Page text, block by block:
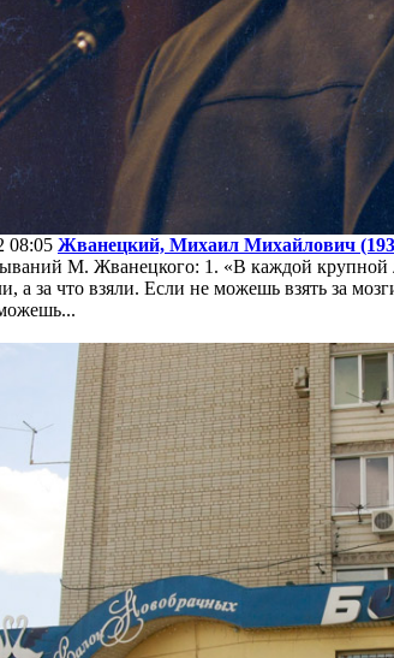
08:05 Жванецкий, Михаил Михайлович
М. Жванецкого: 1. «В каждой крупной
а за что взяли. Если не можешь взять за